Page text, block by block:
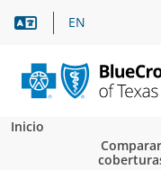
Asistencia
EN
Inicio
Comparar